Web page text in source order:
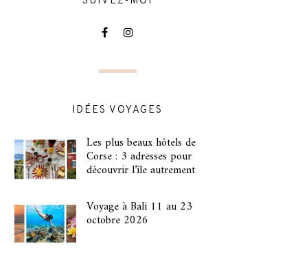
IDÉES VOYAGES
Les plus beaux hôtels de
Corse : 3 adresses pour
découvrir l’île autrement
Voyage à Bali 11 au 23
octobre 2026